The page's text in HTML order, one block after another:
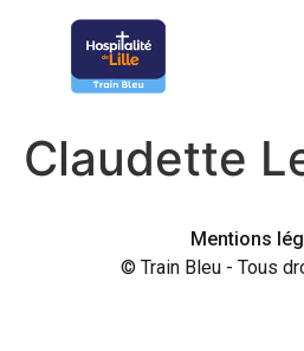
Claudette
Mentions
© Train Bleu - Tous